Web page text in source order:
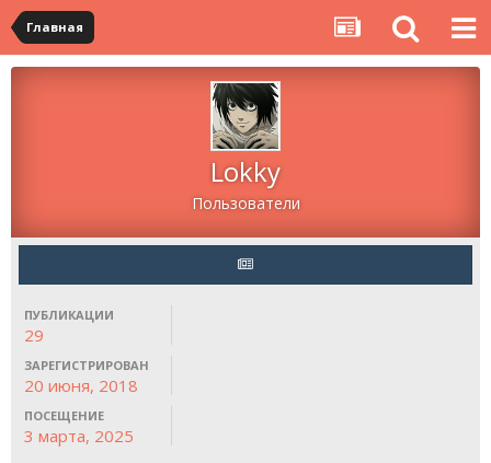
Главная
Lokky
Пользователи
ПУБЛИКАЦИИ
29
ЗАРЕГИСТРИРОВАН
20 июня, 2018
ПОСЕЩЕНИЕ
3 марта, 2025